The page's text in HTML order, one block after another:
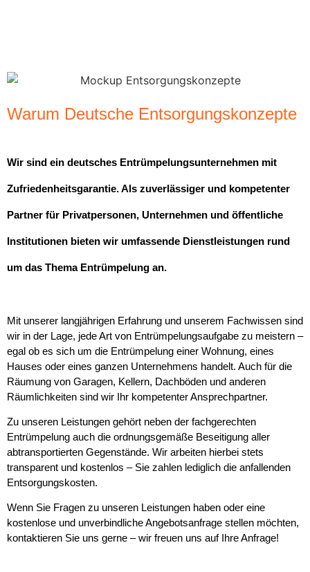
Warum Deutsche Entsorgungskonzepte
Wir sind ein deutsches Entrümpelungsunternehmen mit
Zufriedenheitsgarantie. Als zuverlässiger und kompetenter
Partner für Privatpersonen, Unternehmen und öffentliche
Institutionen bieten wir umfassende Dienstleistungen rund
um das Thema Entrümpelung an.
Mit unserer langjährigen Erfahrung und unserem Fachwissen sind
wir in der Lage, jede Art von Entrümpelungsaufgabe zu meistern –
egal ob es sich um die Entrümpelung einer Wohnung, eines
Hauses oder eines ganzen Unternehmens handelt. Auch für die
Räumung von Garagen, Kellern, Dachböden und anderen
Räumlichkeiten sind wir Ihr kompetenter Ansprechpartner.
Zu unseren Leistungen gehört neben der fachgerechten
Entrümpelung auch die ordnungsgemäße Beseitigung aller
abtransportierten Gegenstände. Wir arbeiten hierbei stets
transparent und kostenlos – Sie zahlen lediglich die anfallenden
Entsorgungskosten.
Wenn Sie Fragen zu unseren Leistungen haben oder eine
kostenlose und unverbindliche Angebotsanfrage stellen möchten,
kontaktieren Sie uns gerne – wir freuen uns auf Ihre Anfrage!